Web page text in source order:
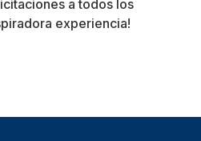
a todos los
experiencia!